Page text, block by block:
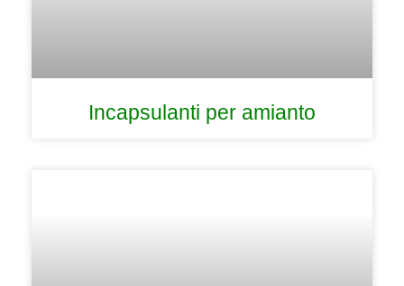
Incapsulanti per amianto